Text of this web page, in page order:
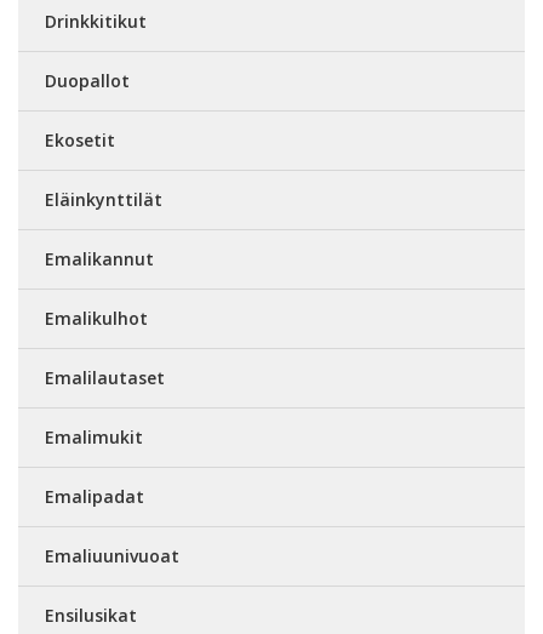
Drinkkitikut
Duopallot
Ekosetit
Eläinkynttilät
Emalikannut
Emalikulhot
Emalilautaset
Emalimukit
Emalipadat
Emaliuunivuoat
Ensilusikat